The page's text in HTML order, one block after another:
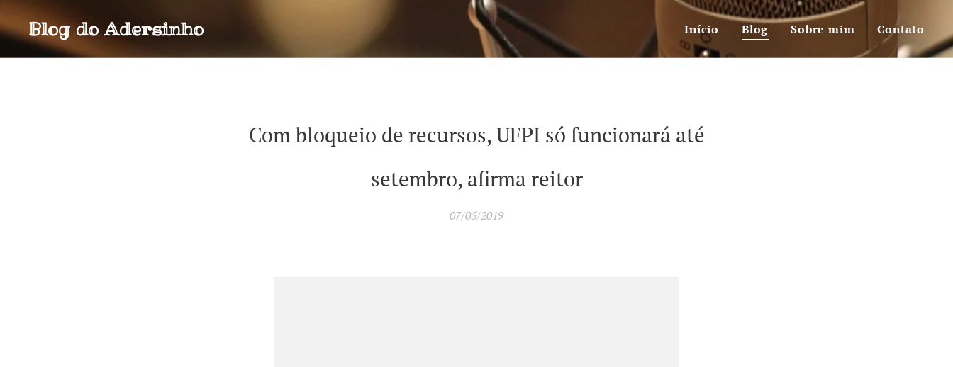
Blog doAdersinho Início Blog Sobre mim Contato
Com bloqueio de recursos, UFPI só funcionará até
setembro, afirma reitor
07/05/2019